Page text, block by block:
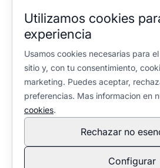
Utilizamos cookies
experiencia
Usamos cookies necesarias para
sitio y, con tu consentimiento,
marketing. Puedes aceptar,
preferencias. Mas informacion en
cookies.
Rechazar no
Configurar
Política de privacidad
Política de cookies
Configuración de cookies
En calidad de Afiliado de Amazon,
compras adscritas que cumplen los
condiciona la selección ni la